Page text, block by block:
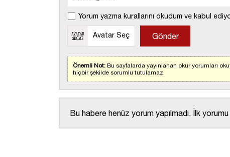
Yorum yazma kurallarını okudum ve kabul
Avatar Seç
Önemli Not: Bu sayfalarda yayınlanan okur yorumları
hiçbir şekilde sorumlu tutulamaz.
Bu habere henüz yorum yapılmadı. İlk yorumu